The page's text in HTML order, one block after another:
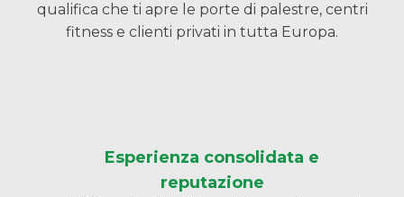
qualifica che ti apre le porte di palestre, centri
fitness e clienti privati in tutta Europa.
Esperienza consolidata e
reputazione